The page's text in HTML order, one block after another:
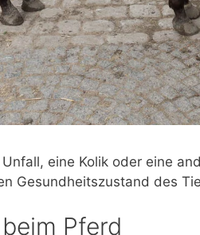
eine Kolik oder eine
Gesundheitszustand des
Pferd